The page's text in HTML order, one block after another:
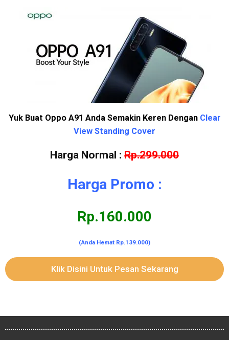
Yuk Buat Oppo A91 Anda Semakin Keren Dengan Clear
View Standing Cover
Harga Normal : Rp.299.000
Harga Promo :
Rp.160.000
(Anda Hemat Rp.139.000)
Klik Disini Untuk Pesan Sekarang